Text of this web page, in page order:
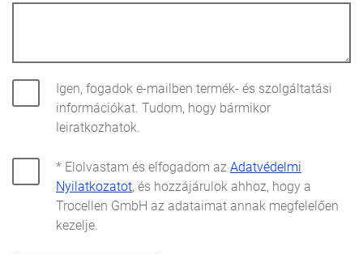
Igen, fogadok e-mailben termék- és szolgáltatási
információkat. Tudom, hogy bármikor
leiratkozhatok.
* Elolvastam és elfogadom az Adatvédelmi
Nyilatkozatot, és hozzájárulok ahhoz, hogy a
Trocellen GmbH az adataimat annak megfelelően
kezelje.